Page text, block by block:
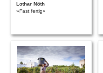
Lothar Nöth
»Fast fertig«